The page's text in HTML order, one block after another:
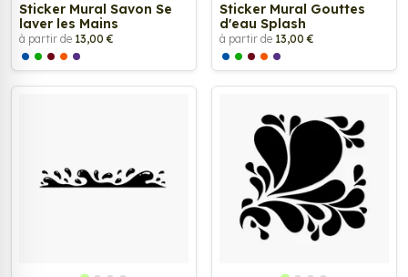
Sticker Mural Savon Se
laver les Mains
à partir de 13,00 €
Sticker Mural Gouttes
d'eau Splash
à partir de 13,00 €